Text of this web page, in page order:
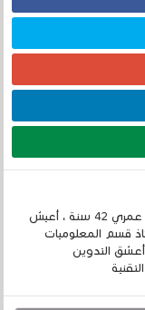
إسمي الكامل الحسين مزواد ، مغربي الجنسية ، عمري 42 سنة ، أعيش
قسم المعلوميات
أعشق التدوين